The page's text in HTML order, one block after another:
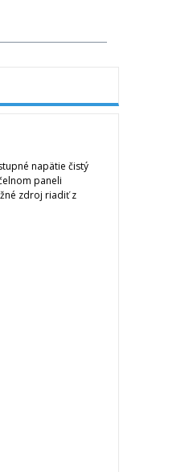
napätie čistý
paneli
zdroj riadiť z